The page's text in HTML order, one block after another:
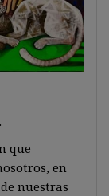
que
en
nuestras